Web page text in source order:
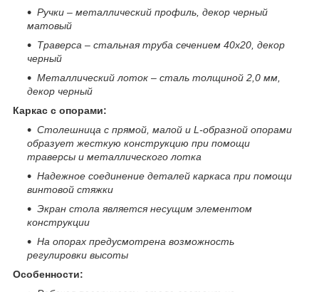
Ручки – металлический профиль, декор черный
матовый
Траверса – стальная труба сечением 40х20, декор
черный
Металлический лоток – сталь толщиной 2,0 мм,
декор черный
Каркас с опорами:
Столешница с прямой, малой и L -образной опорами
образует жесткую конструкцию при помощи
траверсы и металлического лотка
Надежное соединение деталей каркаса при помощи
винтовой стяжки
Экран стола является несущим элементом
конструкции
На опорах предусмотрена возможность
регулировки высоты
Особенности: